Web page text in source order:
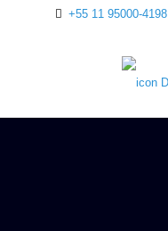
+55 11 95000-4198